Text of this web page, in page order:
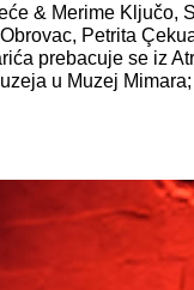
& Merime Ključo,
Petrita
prebacuje se iz
u Muzej Mimara;